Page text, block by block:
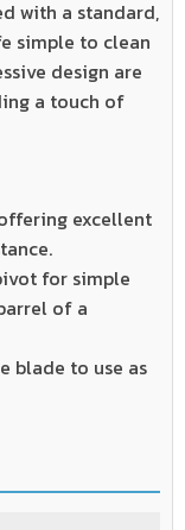
with a standard,
simple to clean
design are
a touch of
excellent
for simple
of a
blade to use as